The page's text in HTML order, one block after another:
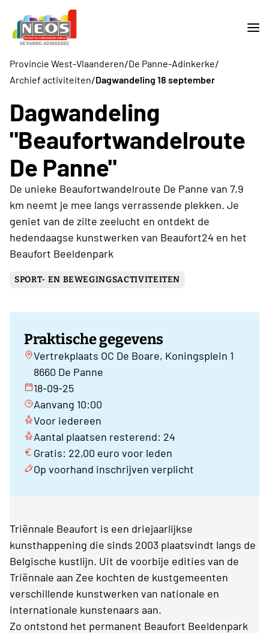
Provincie West-Vlaanderen/De Panne-Adinkerke/
Archief activiteiten/Dagwandeling 18 september
Dagwandeling
"Beaufortwandelroute
De Panne"
De unieke Beaufortwandelroute De Panne van 7,9
km neemt je mee langs verrassende plekken. Je
geniet van de zilte zeelucht en ontdekt de
hedendaagse kunstwerken van Beaufort24 en het
Beaufort Beeldenpark
SPORT- EN BEWEGINGSACTIVITEITEN
Praktische gegevens
Vertrekplaats OC De Boare, Koningsplein 1
8660 De Panne
18-09-25
Aanvang 10:00
Voor iedereen
Aantal plaatsen resterend: 24
Gratis: 22,00 euro voor leden
Op voorhand inschrijven verplicht
Triënnale Beaufort is een driejaarlijkse
kunsthappening die sinds 2003 plaatsvindt langs de
Belgische kustlijn. Uit de voorbije edities van de
Triënnale aan Zee kochten de kustgemeenten
verschillende kunstwerken van nationale en
internationale kunstenaars aan.
Zo ontstond het permanent Beaufort Beeldenpark